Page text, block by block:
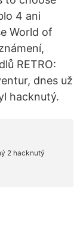
4 ani
World of
RETRO:
dnes už
hacknutý.